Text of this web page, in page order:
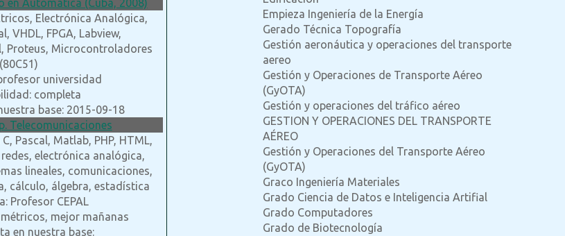
Electrónica Analógica,
VHDL, FPGA, Labview,
Proteus, Microcontroladores
(80C51)
universidad
completa
base: 2015-09-18
Telecomunicaciones
Pascal, Matlab, PHP, HTML,
electrónica analógica,
lineales, comunicaciones,
cálculo, álgebra, estadística
Profesor CEPAL
mejor mañanas
en nuestra base:
Empieza Ingeniería de la Energía
Gerado Técnica Topografía
Gestión aeronáutica y operaciones del transporte
aereo
Gestión y Operaciones de Transporte Aéreo
(GyOTA)
Gestión y operaciones del tráfico aéreo
GESTION Y OPERACIONES DEL TRANSPORTE
AÉREO
Gestión y Operaciones del Transporte Aéreo
(GyOTA)
Graco Ingeniería Materiales
Grado Ciencia de Datos e Inteligencia Artifial
Grado Computadores
Grado de Biotecnología